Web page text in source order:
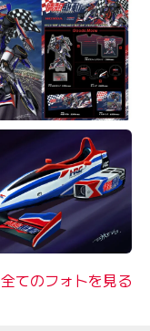
全てのフォトを見る